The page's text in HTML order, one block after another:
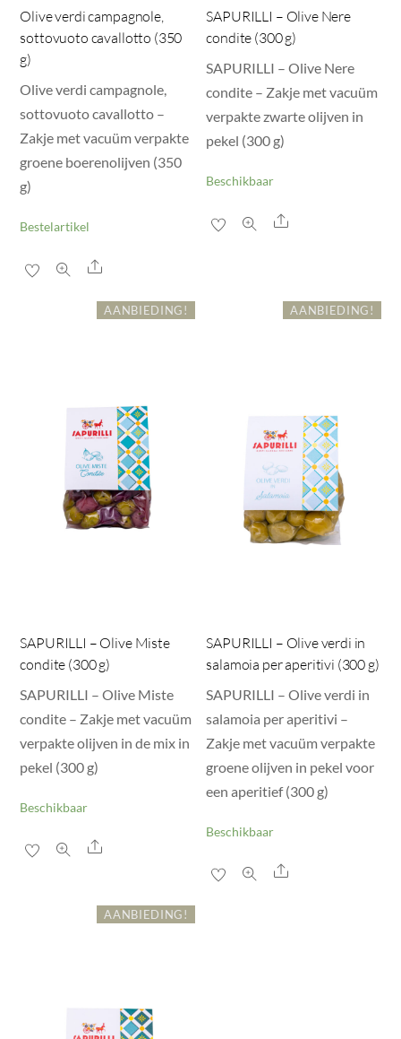
Olive verdi campagnole,
sottovuoto cavallotto (350
g)
Olive verdi campagnole,
sottovuoto cavallotto –
Zakje met vacuüm verpakte
groene boerenolijven (350
g)
Bestelartikel
Share
SAPURILLI – Olive Nere
condite (300 g)
SAPURILLI – Olive Nere
condite – Zakje met vacuüm
verpakte zwarte olijven in
pekel (300 g)
Beschikbaar
Share
AANBIEDING!
SAPURILLI – Olive Miste
condite (300 g)
SAPURILLI – Olive Miste
condite – Zakje met vacuüm
verpakte olijven in de mix in
pekel (300 g)
Beschikbaar
Share
AANBIEDING!
SAPURILLI – Olive verdi in
salamoia per aperitivi (300 g)
SAPURILLI – Olive verdi in
salamoia per aperitivi –
Zakje met vacuüm verpakte
groene olijven in pekel voor
een aperitief (300 g)
Beschikbaar
Share
AANBIEDING!